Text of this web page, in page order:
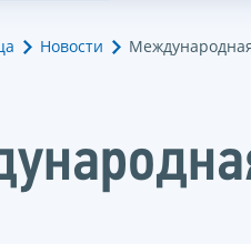
Новости